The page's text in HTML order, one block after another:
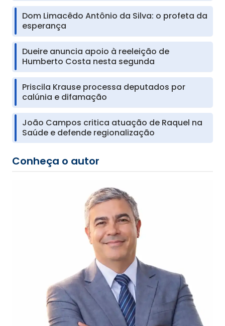
Dom Limacêdo Antônio da Silva: o profeta da
esperança
Dueire anuncia apoio à reeleição de
Humberto Costa nesta segunda
Priscila Krause processa deputados por
calúnia e difamação
João Campos critica atuação de Raquel na
Saúde e defende regionalização
Conheça o autor